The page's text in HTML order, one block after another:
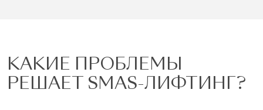
КАКИЕ ПРОБЛЕМЫ
РЕШАЕТ SMAS-ЛИФТИНГ?